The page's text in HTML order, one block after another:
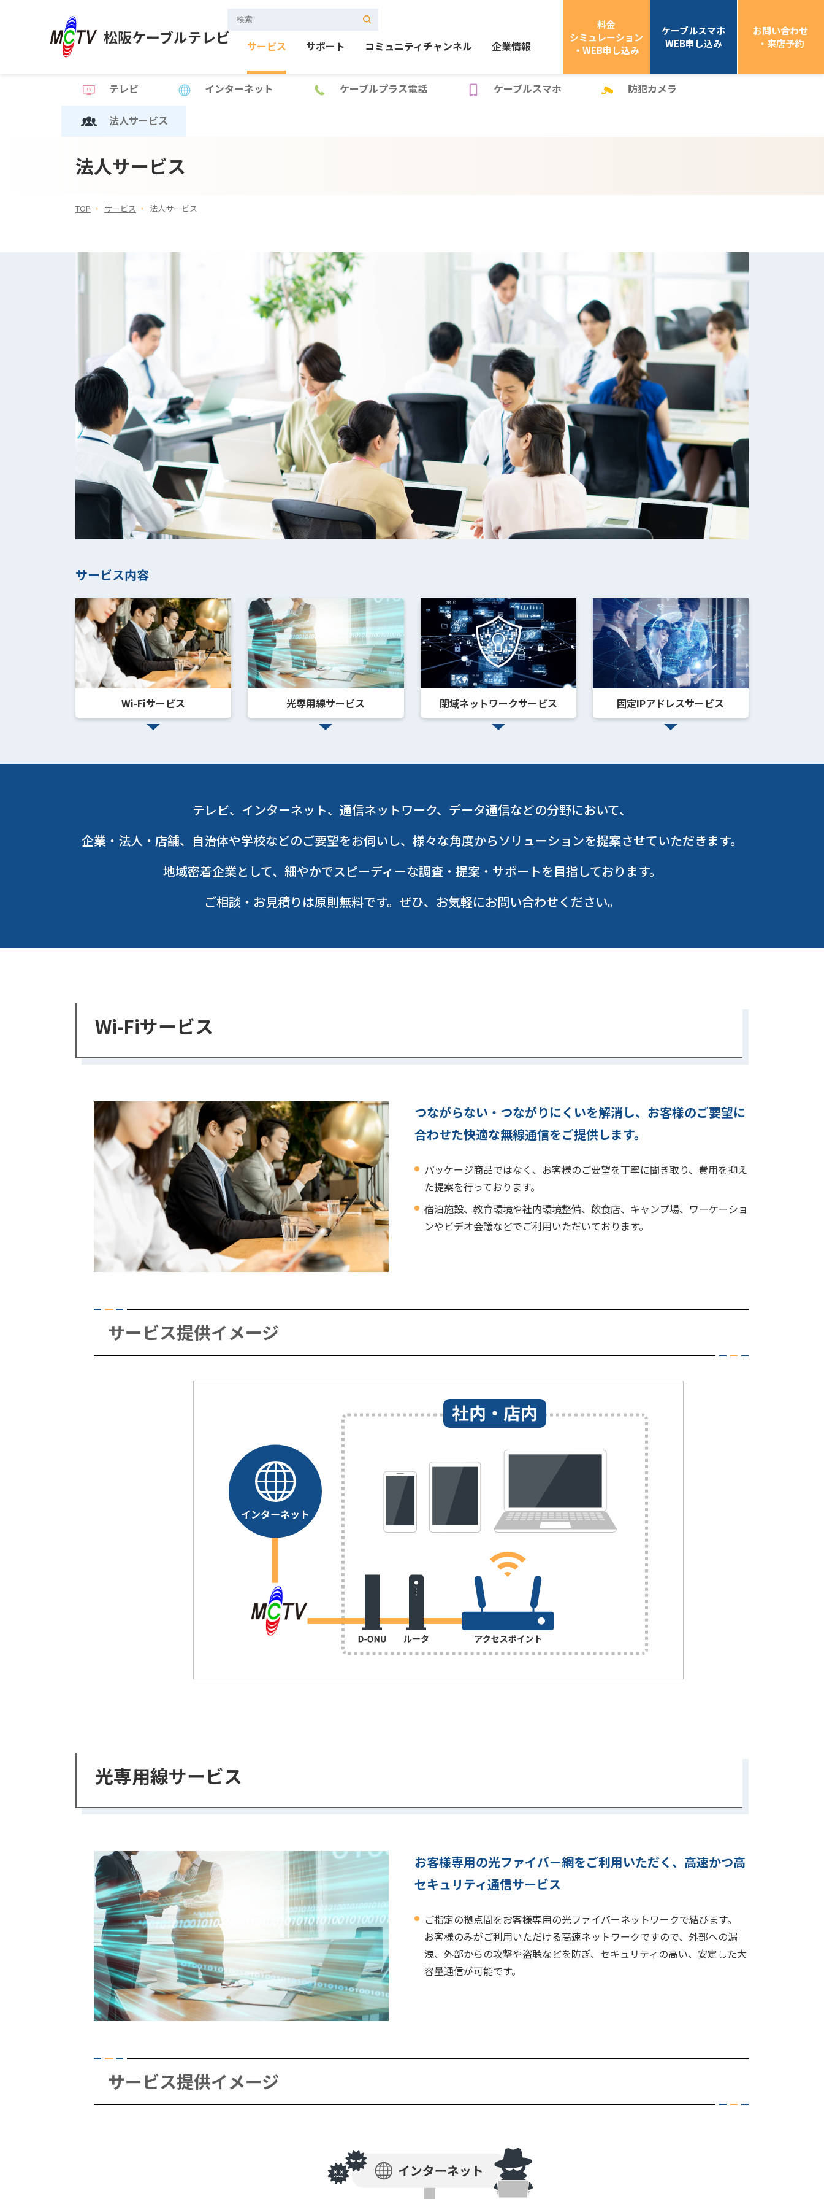
松阪ケーブルテレビ サービス サポート コミュニティチャンネル 企業情報
料金
シミュレーション
・WEB申し込み
ケーブルスマホ
WEB申し込み
お問い合わせ
・来店予約
テレビ インターネット ケーブルプラス電話 ケーブルスマホ 防犯カメラ
法人サービス
法人サービス
TOP サービス 法人サービス
サービス内容
Wi-Fiサービス 光専用線サービス 閉域ネットワークサービス 固定IPアドレスサービス
テレビ、インターネット、通信ネットワーク、データ通信などの分野において、
企業・法人・店舗、自治体や学校などのご要望をお伺いし、様々な角度からソリューションを提案させていただきます。
地域密着企業として、細やかでスピーディーな調査・提案・サポートを目指しております。
ご相談・お見積りは原則無料です。ぜひ、お気軽にお問い合わせください。
Wi-Fiサービス
つながらない・つながりにくいを解消し、お客様のご要望に
合わせた快適な無線通信をご提供します。
パッケージ商品ではなく、お客様のご要望を丁寧に聞き取り、費用を抑え
た提案を行っております。
宿泊施設、教育環境や社内環境整備、飲食店、キャンプ場、ワーケーショ
ンやビデオ会議などでご利用いただいております。
サービス提供イメージ
光専用線サービス
お客様専用の光ファイバー網をご利用いただく、高速かつ高
セキュリティ通信サービス
ご指定の拠点間をお客様専用の光ファイバーネットワークで結びます。
お客様のみがご利用いただける高速ネットワークですので、外部への漏
洩、外部からの攻撃や盗聴などを防ぎ、セキュリティの高い、安定した大
容量通信が可能です。
サービス提供イメージ